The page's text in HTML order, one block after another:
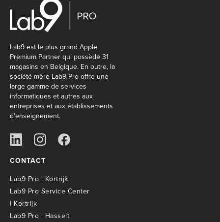
Lab9 est le plus grand Apple
Premium Partner qui possède 31
magasins en Belgique. En outre, la
société mère Lab9 Pro offre une
large gamme de services
informatiques et autres aux
entreprises et aux établissements
d'enseignement.
CONTACT
Lab9 Pro | Kortrijk
Lab9 Pro Service Center
| Kortrijk
Lab9 Pro | Hasselt